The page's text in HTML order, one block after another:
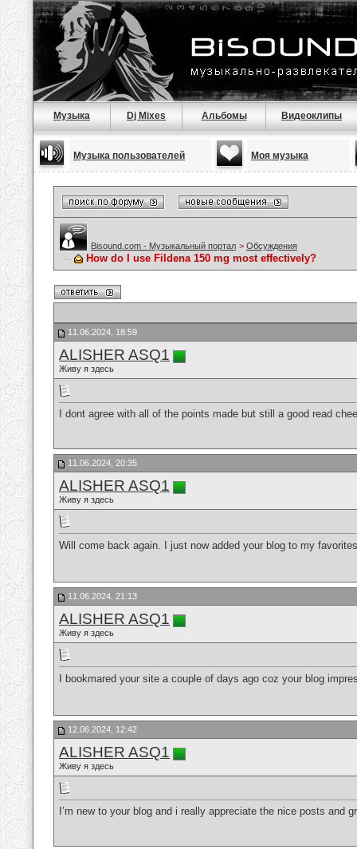
Музыка Dj Mixes Альбомы Видеоклипы
Музыка пользователей Моя музыка
Bisound.com - Музыкальный портал > Обсуждения
How do I use Fildena 150 mg most effectively?
11.06.2024, 18:59
ALISHER ASQ1
Живу я здесь
I dont agree with all of the points made but still a good read
11.06.2024, 20:35
ALISHER ASQ1
Живу я здесь
Will come back again. I just now added your blog to my
11.06.2024, 21:13
ALISHER ASQ1
Живу я здесь
I bookmared your site a couple of days ago coz your blog
12.06.2024, 12:42
ALISHER ASQ1
Живу я здесь
I’m new to your blog and i really appreciate the nice posts and